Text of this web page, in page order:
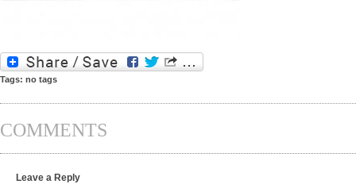
Tags: no tags
COMMENTS
Leave a Reply